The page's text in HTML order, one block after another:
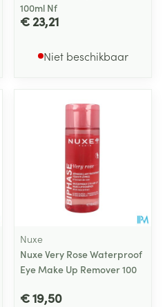
100ml Nf
€ 23,21
Niet beschikbaar
Nuxe
Nuxe Very Rose Waterproof
Eye Make Up Remover 100
€ 19,50